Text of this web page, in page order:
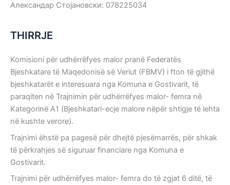
Александар Стојановски: 078225034
THIRRJE
Komisioni për udhërrëfyes malor pranë Federatës
Bjeshkatare të Maqedonisë së Veriut (FBMV) i fton të gjithë
bjeshkatarët e interesuara nga Komuna e Gostivarit, të
paraqiten në Trajnimin për udhërrëfyes malor- femra në
Kategorinë A1 (Bjeshkatari-ecje malore nëpër shtigje të lehta
në kushte verore).
Trajnimi ëhstë pa pagesë për dhejtë pjesëmarrës, për shkak
të përkrahjes së siguruar financiare nga Komuna e
Gostivarit.
Trajnimi për udhërrëfyes malor- femra do të zgjat 6 ditë, të